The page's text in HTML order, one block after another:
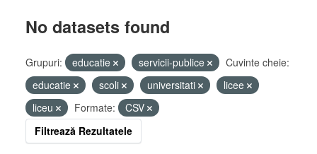
No datasets found
Grupuri: educatie servicii-publice
Cuvinte cheie:
educatie
scoli universitati
licee
liceu
Formate:
CSV
Filtrează Rezultatele